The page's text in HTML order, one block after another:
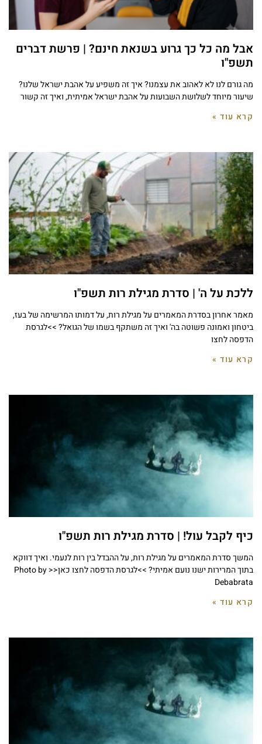
אבל מה כל כך גרוע בשנאת חינם? | פרשת דברים
תשפ"ו
מה גורם לנו לא לאהוב את עצמנו? איך זה משפיע על אהבת ישראל שלנו?
שיעור מיוחד לשלושת השבועות על אהבת ישראל אמיתית, ואיך זה קשור
קרא עוד »
ללכת על ה' | סדרת מגילת רות תשפ"ו
מאמר אחרון בסדרת המאמרים על מגילת רות, על דמותו המרשימה של בעז,
ביטחון ואמונה פשוטה בה' ואיך זה משתקף בשמו של הגואל? >>לגרסת
הדפסה לחצו
קרא עוד »
כיף לקבל עול! | סדרת מגילת רות תשפ"ו
המשך סדרת המאמרים על מגילת רות, על ההבדל בין רות לנעמי. ואיך דווקא
בתוך המרירות ישנו נועם אמיתי? >>לגרסת הדפסה לחצו כאן<< Photo by
Debabrata
קרא עוד »